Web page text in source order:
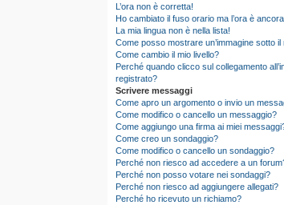
L’ora non è corretta!
Ho cambiato il fuso orario ma l’ora è
La mia lingua non è nella lista!
Come posso mostrare un’immagine sotto
Come cambio il mio livello?
Perché quando clicco sul collegamento
registrato?
Scrivere messaggi
Come apro un argomento o invio un
Come modifico o cancello un messaggio?
Come aggiungo una firma ai miei
Come creo un sondaggio?
Come modifico o cancello un sondaggio?
Perché non riesco ad accedere a un
Perché non posso votare nei sondaggi?
Perché non riesco ad aggiungere allegati?
Perché ho ricevuto un richiamo?